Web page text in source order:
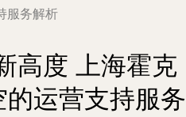
服务解析
高度 上海霍克
运营支持服务